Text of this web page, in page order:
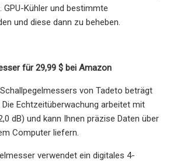
GPU-Kühler und bestimmte
und diese dann zu beheben.
für 29,99 $ bei Amazon
von Tadeto beträgt
Die Echtzeitüberwachung arbeitet mit
dB) und kann Ihnen präzise Daten über
Computer liefern.
verwendet ein digitales 4-